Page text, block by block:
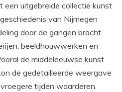
een uitgebreide collectie kunst
van Nijmegen
door de gangen bracht
beeldhouwwerken en
de middeleeuwse kunst
de gedetailleerde weergave
tijden waarderen.